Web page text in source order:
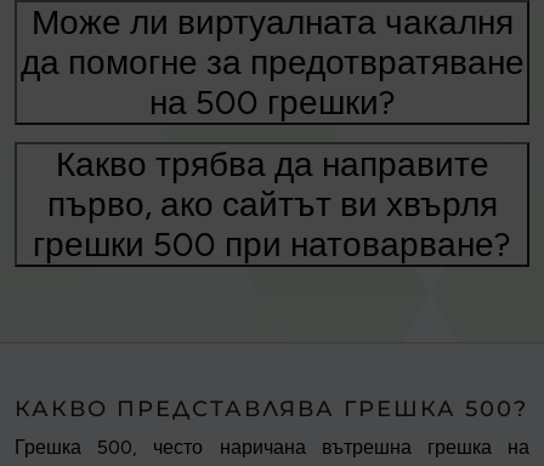
Може ли виртуалната чакалня
да помогне за предотвратяване
на 500 грешки?
Какво трябва да направите
първо, ако сайтът ви хвърля
грешки 500 при натоварване?
КАКВО ПРЕДСТАВЛЯВА ГРЕШКА 500?
Грешка 500, често наричана вътрешна грешка на